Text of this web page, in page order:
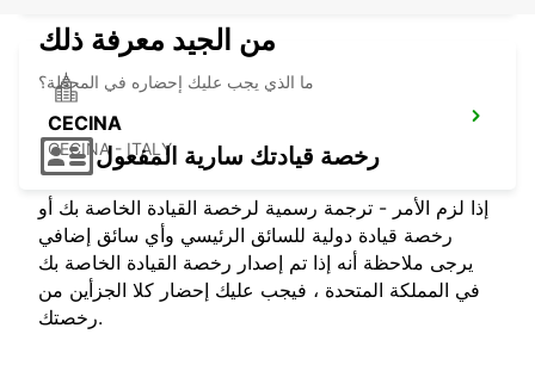
CECINA
CECINA - ITALY
من الجيد معرفة ذلك
ما الذي يجب عليك إحضاره في المحطة؟
رخصة قيادتك سارية المفعول
إذا لزم الأمر - ترجمة رسمية لرخصة القيادة الخاصة بك أو
رخصة قيادة دولية للسائق الرئيسي وأي سائق إضافي
يرجى ملاحظة أنه إذا تم إصدار رخصة القيادة الخاصة بك
في المملكة المتحدة ، فيجب عليك إحضار كلا الجزأين من
رخصتك.